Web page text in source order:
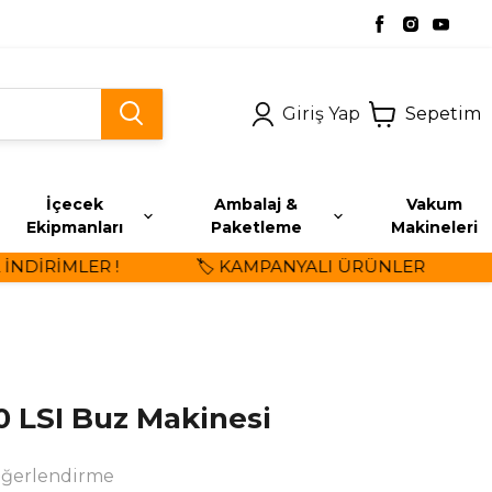
Giriş Yap Sepetim
İçecek
Ekipmanları
Ambalaj &
Paketleme
Vakum
Makineleri
! 🏷️ KAMPANYALI ÜRÜNLER
LSI Buz Makinesi